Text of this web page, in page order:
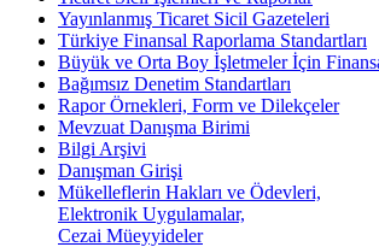
Yayınlanmış Ticaret Sicil Gazeteleri
Türkiye Finansal Raporlama Standartları
Büyük ve Orta Boy İşletmeler İçin
Bağımsız Denetim Standartları
Rapor Örnekleri, Form ve Dilekçeler
Mevzuat Danışma Birimi
Bilgi Arşivi
Danışman Girişi
Mükelleflerin Hakları ve Ödevleri,
Elektronik Uygulamalar,
Cezai Müeyyideler